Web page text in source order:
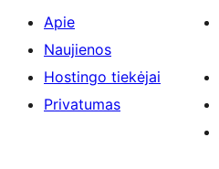
Apie
Naujienos
Hostingo tiekėjai
Privatumas